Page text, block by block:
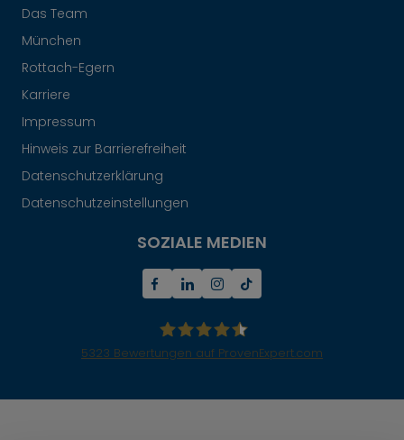
Das Team
München
Rottach-Egern
Karriere
Impressum
Hinweis zur Barrierefreiheit
Datenschutzerklärung
Datenschutzeinstellungen
SOZIALE MEDIEN
5323 Bewertungen auf ProvenExpert.com